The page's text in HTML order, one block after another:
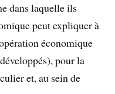
dans laquelle ils
peut expliquer à
économique
pour la
et, au sein de